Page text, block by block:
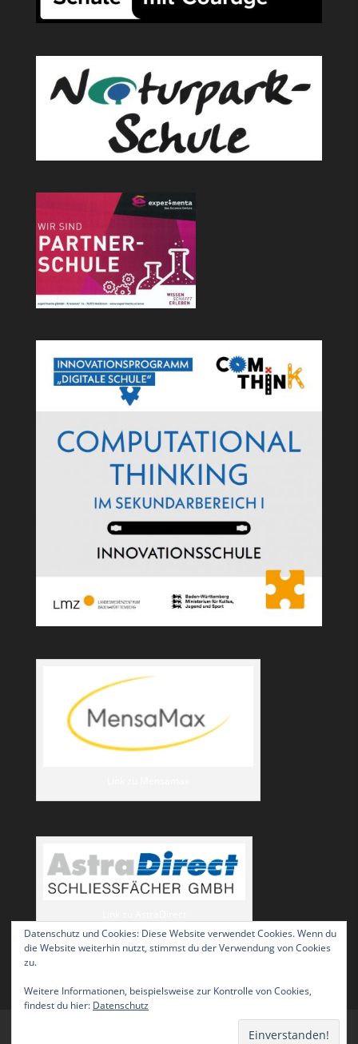
Datenschutz und Cookies: Diese Website verwendet Cookies. Wenn du
die Website weiterhin nutzt, stimmst du der Verwendung von Cookies
zu.
Weitere Informationen, beispielsweise zur Kontrolle von Cookies,
findest du hier: Datenschutz